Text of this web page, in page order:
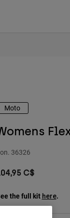
Moto
36326
C$
the full kit here.